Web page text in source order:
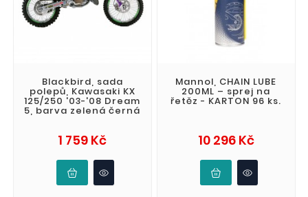
Blackbird, sada
polepů, Kawasaki KX
125/250 '03-'08 Dream
5, barva zelená černá
1 759 KčCena
Mannol, CHAIN LUBE
200ML – sprej na
řetěz - KARTON 96 ks.
10 296 KčCena